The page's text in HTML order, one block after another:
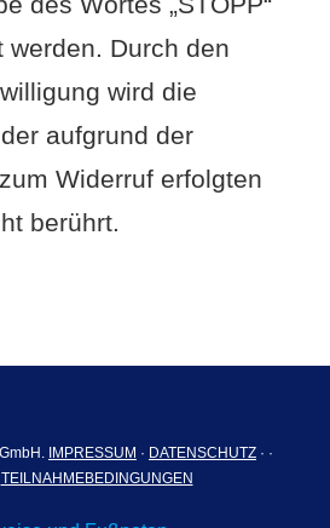
werden. Durch den
wird die
aufgrund der
Widerruf erfolgten
berührt.
IMPRESSUM · DATENSCHUTZ · ·
TEILNAHMEBEDINGUNGEN